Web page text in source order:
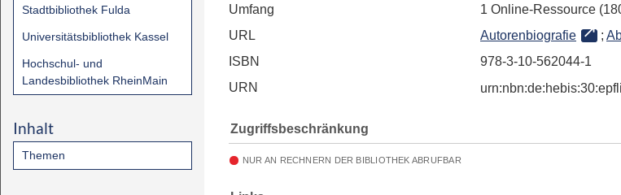
Stadtbibliothek Fulda
Universitätsbibliothek Kassel
Hochschul- und
Landesbibliothek RheinMain
Inhalt
Themen
Umfang
1 Online-Ressource
URL
Autorenbiografie ;
ISBN
978-3-10-562044-1
URN
Zugriffsbeschränkung
NUR AN RECHNERN DER BIBLIOTHEK ABRUFBAR